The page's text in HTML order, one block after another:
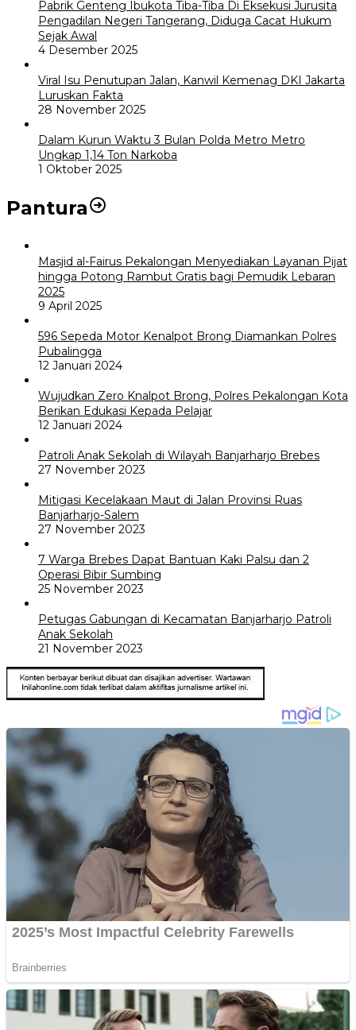
Pabrik Genteng Ibukota Tiba-Tiba Di Eksekusi Jurusita
Pengadilan Negeri Tangerang, Diduga Cacat Hukum
Sejak Awal
4 Desember 2025
Viral Isu Penutupan Jalan, Kanwil Kemenag DKI Jakarta
Luruskan Fakta
28 November 2025
Dalam Kurun Waktu 3 Bulan Polda Metro Metro
Ungkap 1,14 Ton Narkoba
1 Oktober 2025
Pantura
Masjid al-Fairus Pekalongan Menyediakan Layanan Pijat
hingga Potong Rambut Gratis bagi Pemudik Lebaran
2025
9 April 2025
596 Sepeda Motor Kenalpot Brong Diamankan Polres
Pubalingga
12 Januari 2024
Wujudkan Zero Knalpot Brong, Polres Pekalongan Kota
Berikan Edukasi Kepada Pelajar
12 Januari 2024
Patroli Anak Sekolah di Wilayah Banjarharjo Brebes
27 November 2023
Mitigasi Kecelakaan Maut di Jalan Provinsi Ruas
Banjarharjo-Salem
27 November 2023
7 Warga Brebes Dapat Bantuan Kaki Palsu dan 2
Operasi Bibir Sumbing
25 November 2023
Petugas Gabungan di Kecamatan Banjarharjo Patroli
Anak Sekolah
21 November 2023